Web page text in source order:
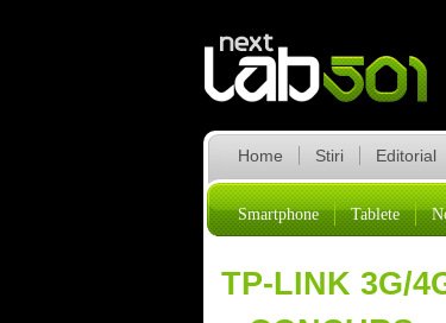
Home Stiri Editorial
Smartphone Tablete
TP-LINK 3G/